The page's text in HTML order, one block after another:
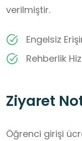
verilmiştir.
Engelsiz
Rehberlik
Ziyaret
Öğrenci girişi